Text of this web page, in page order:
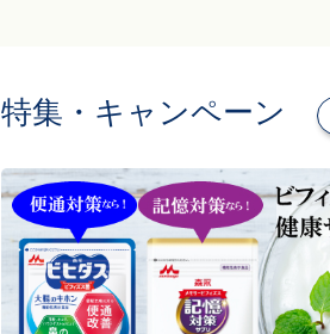
特集・キャンペーン